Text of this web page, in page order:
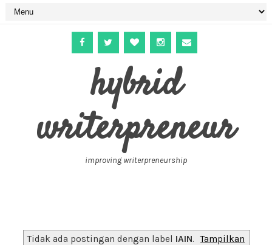
hybrid
writerpreneur
improving writerpreneurship
Tidak ada postingan dengan label IAIN.
Tampilkan